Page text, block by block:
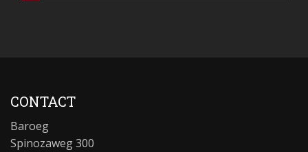
CONTACT
Baroeg
Spinozaweg 300